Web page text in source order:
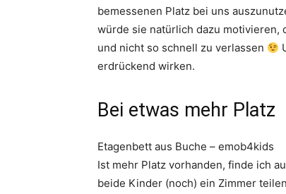
bemessenen Platz bei uns
würde sie natürlich dazu motivieren,
und nicht so schnell zu verlassen
erdrückend wirken.
Bei etwas mehr Platz
Etagenbett aus Buche – emob4kids
Ist mehr Platz vorhanden, finde ich
beide Kinder (noch) ein Zimmer